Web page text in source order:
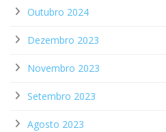
Outubro 2024
Dezembro 2023
Novembro 2023
Setembro 2023
Agosto 2023